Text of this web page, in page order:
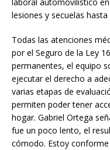
lesiones y secuelas hasta
Todas las atenciones
por el Seguro de la Ley
permanentes, el equipo
ejecutar el derecho a
varias etapas de
permiten poder tener
hogar. Gabriel Ortega
fue un poco lento, el
cómodo. Estoy